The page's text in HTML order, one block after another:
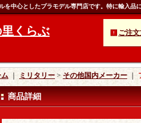
を中心としたプラモデル専門店です。特に輸入品
くらぶ ご注
ミリタリー > その他国内メーカー
商品詳細